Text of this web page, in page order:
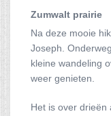
Zumwalt prairie
Na deze mooie
Joseph.
kleine wandeling
weer genieten.
Het is over drieën